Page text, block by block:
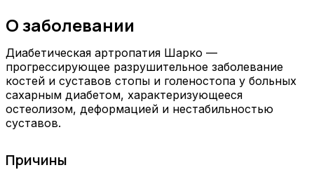
О заболевании
Диабетическая артропатия Шарко —
прогрессирующее разрушительное заболевание
костей и суставов стопы и голеностопа у больных
сахарным диабетом, характеризующееся
остеолизом, деформацией и нестабильностью
суставов.
Причины